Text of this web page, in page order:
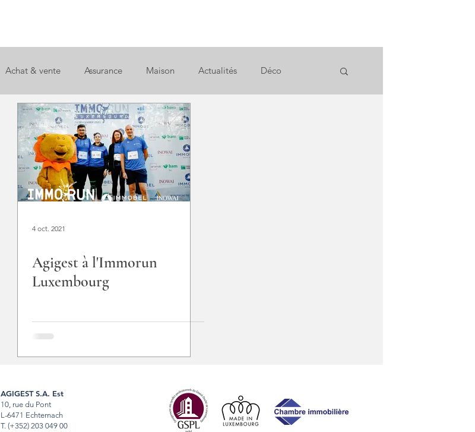
Achat & vente Assurance Maison Actualités Déco
4 oct. 2021
Agigest à l'Immorun
Luxembourg
AGIGEST S.A. Est
10, rue du Pont
L-6471 Echternach
T. (+352) 203 049 00